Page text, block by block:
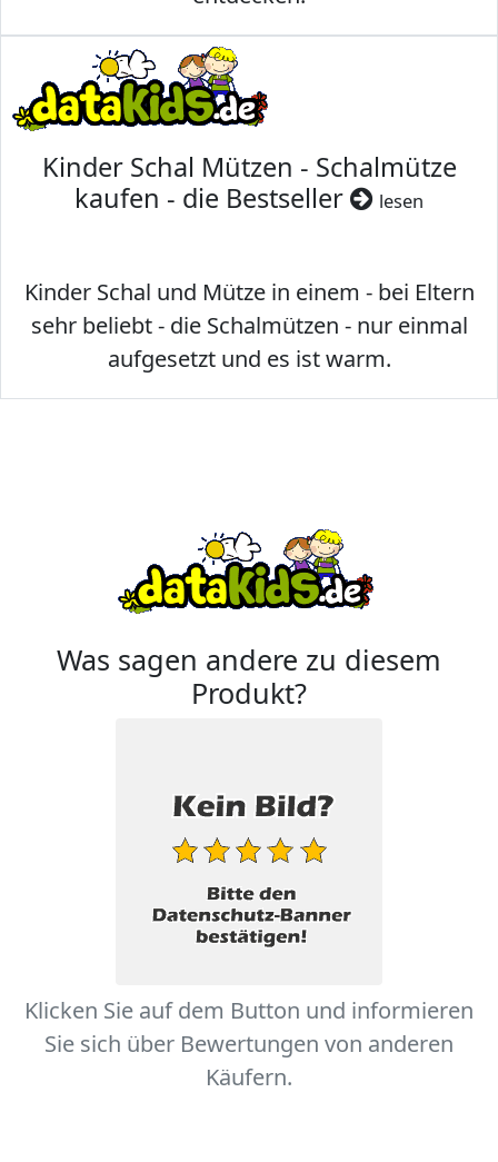
Kinder Schal Mützen - Schalmütze
kaufen - die Bestseller
lesen
Kinder Schal und Mütze in einem - bei Eltern
sehr beliebt - die Schalmützen - nur einmal
aufgesetzt und es ist warm.
Was sagen andere zu diesem
Produkt?
Klicken Sie auf dem Button und informieren
Sie sich über Bewertungen von anderen
Käufern.